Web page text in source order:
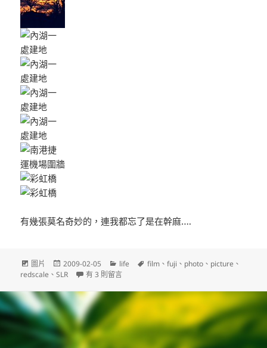
有幾張莫名奇妙的，連我都忘了是在幹麻….
文
章
式
圖片
發
佈
期:
2009-02-05
分
類
life
標
film 、fuji 、 photo 、 picture 、
redscale 、SLR 在〈REDSCALE NEGATIVE 35MM FILM〉中
有 3 則留言